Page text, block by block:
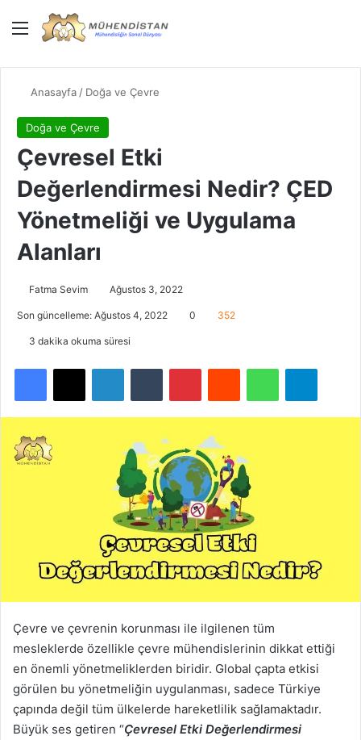
Menü
Anasayfa / Doğa ve Çevre
Doğa ve Çevre
Çevresel Etki
Değerlendirmesi Nedir? ÇED
Yönetmeliği ve Uygulama
Alanları
Fatma Sevim Ağustos 3, 2022
Son güncelleme: Ağustos 4, 2022 0 352
3 dakika okuma süresi
Facebook
X LinkedInTumblr PinterestReddit WhatsApp
Çevre ve çevrenin korunması ile ilgilenen tüm
mesleklerde özellikle çevre mühendislerinin dikkat ettiği
en önemli yönetmeliklerden biridir. Global çapta etkisi
görülen bu yönetmeliğin uygulanması, sadece Türkiye
çapında değil tüm ülkelerde hareketlilik sağlamaktadır.
Büyük ses getiren “Çevresel Etki Değerlendirmesi